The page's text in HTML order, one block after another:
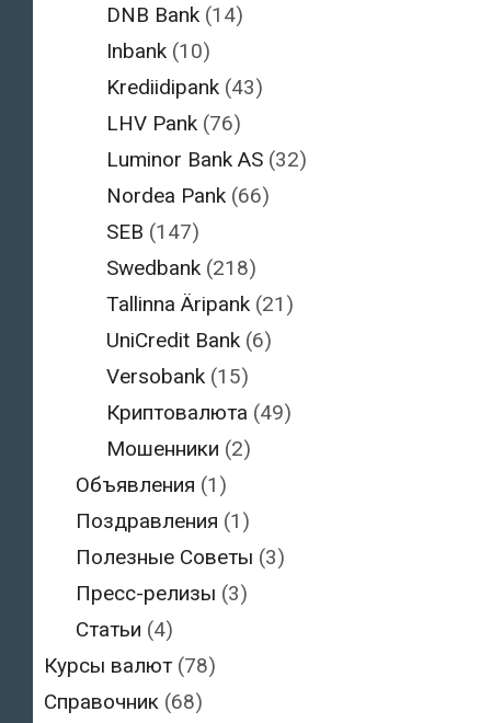
DNB Bank (14)
Inbank (10)
Krediidipank (43)
LHV Pank (76)
Luminor Bank AS (32)
Nordea Pank (66)
SEB (147)
Swedbank (218)
Tallinna Äripank (21)
UniCredit Bank (6)
Versobank (15)
Криптовалюта (49)
Мошенники (2)
Объявления (1)
Поздравления (1)
Полезные Советы (3)
Пресс-релизы (3)
Статьи (4)
Курсы валют (78)
Справочник (68)